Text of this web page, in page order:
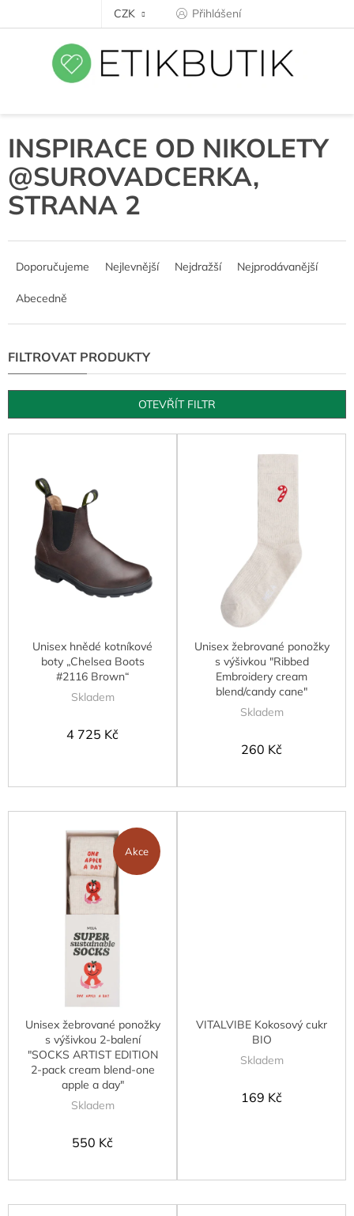
CZK Přihlášení
INSPIRACE OD NIKOLETY
@SUROVADCERKA,
STRANA 2
n
p
r
o
u
k
Doporučujeme Nejlevnější Nejdražší Nejprodávanější
Abecedně
OTEVŘÍT FILTR
V
Unisex hnědé kotníkové
boty „Chelsea Boots
#2116 Brown“
Skladem
4 725 Kč
Unisex žebrované ponožky
s výšivkou "Ribbed
Embroidery cream
blend/candy cane"
Skladem
260 Kč
Akce
Unisex žebrované ponožky
s výšivkou 2-balení
"SOCKS ARTIST EDITION
2-pack cream blend-one
apple a day"
Skladem
550 Kč
VITALVIBE Kokosový cukr
BIO
Skladem
169 Kč